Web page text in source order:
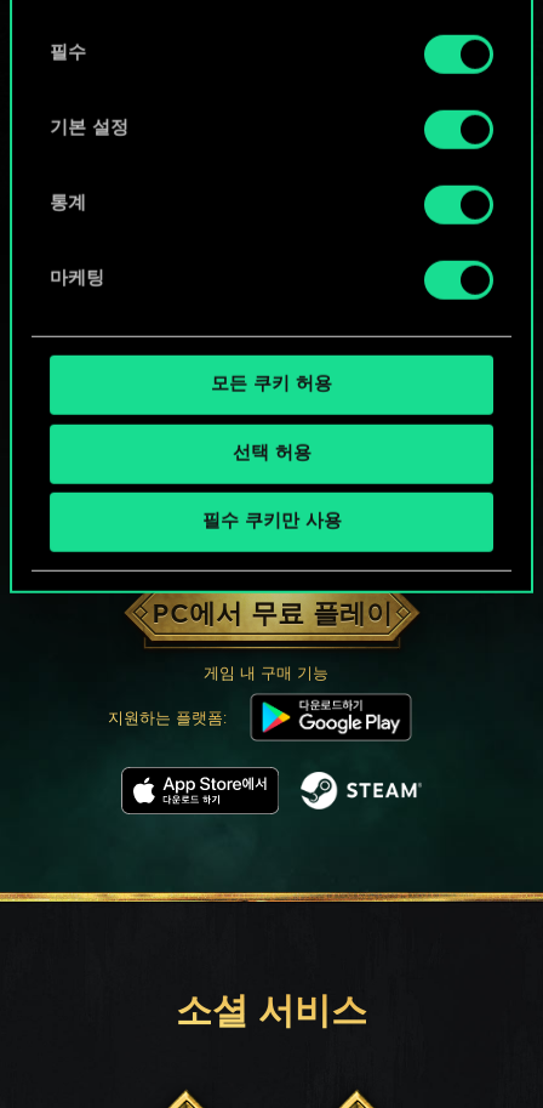
쿠키 사용에 관한 세부 사항이나 관련 설정은 아래의
필수
기본 설정
통계
마케팅
모든 쿠키 허용
선택 허용
필수 쿠키만 사용
궨트 한 판 어떠신가요?
PC에서 무료 플레이
게임 내 구매 기능
지원하는 플랫폼:
소셜 서비스